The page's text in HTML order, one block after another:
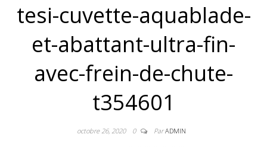
tesi-cuvette-aquablade-
et-abattant-ultra-fin-
avec-frein-de-chute-
t354601
octobre 26, 2020 0 ParADMIN